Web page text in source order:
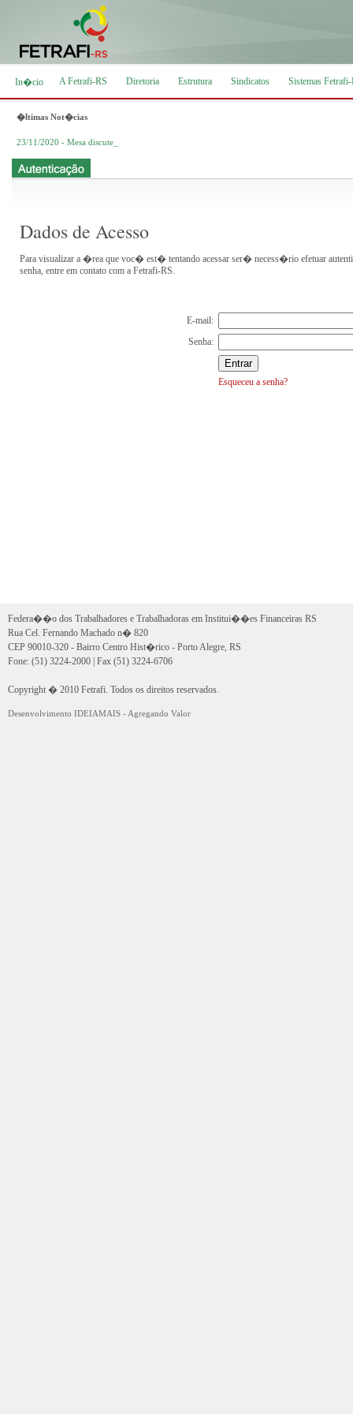
In�cio A Fetrafi-RS Diretoria Estrutura Sindicatos Sistemas
�ltimas Not�cias
23/11/2020 - Mesa discute mais cu_
Dados de Acesso
Para visualizar a �rea que voc� est� tentando acessar ser� necess�rio efetuar
senha, entre em contato com a Fetrafi-RS.
E-mail:
Senha:
Esqueceu a senha?
Federa��o dos Trabalhadores e Trabalhadoras em Institui��es Financeiras RS
Rua Cel. Fernando Machado n� 820
CEP 90010-320 - Bairro Centro Hist�rico - Porto Alegre, RS
Fone: (51) 3224-2000 | Fax (51) 3224-6706
Copyright � 2010 Fetrafi. Todos os direitos reservados.
Desenvolvimento IDEIAMAIS - Agregando Valor